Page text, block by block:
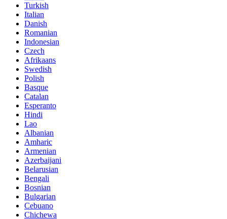
Turkish
Italian
Danish
Romanian
Indonesian
Czech
Afrikaans
Swedish
Polish
Basque
Catalan
Esperanto
Hindi
Lao
Albanian
Amharic
Armenian
Azerbaijani
Belarusian
Bengali
Bosnian
Bulgarian
Cebuano
Chichewa